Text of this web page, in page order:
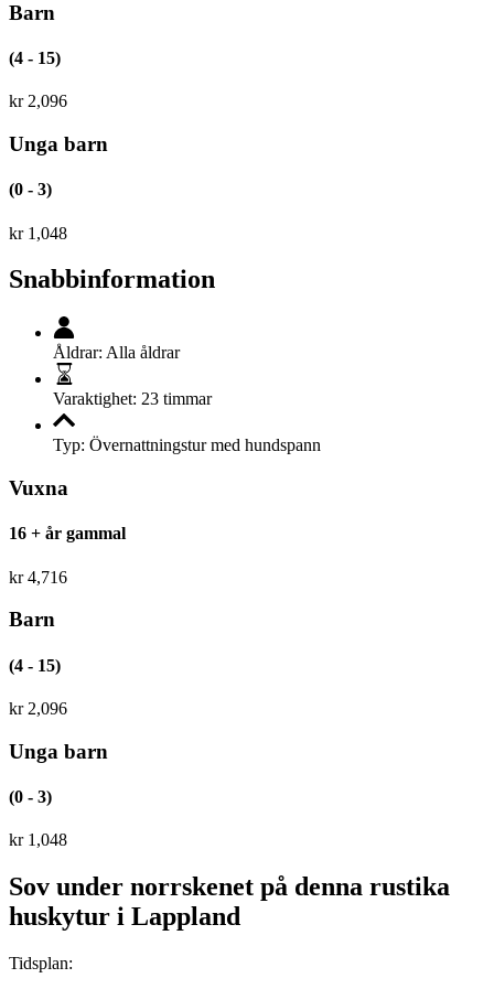
Barn
(4 - 15)
kr 2,096
Unga barn
(0 - 3)
kr 1,048
Snabbinformation
Åldrar: Alla åldrar
Varaktighet: 23 timmar
Typ: Övernattningstur med hundspann
Vuxna
16 + år gammal
kr 4,716
Barn
(4 - 15)
kr 2,096
Unga barn
(0 - 3)
kr 1,048
Sov under norrskenet på denna rustika
huskytur i Lappland
Tidsplan: